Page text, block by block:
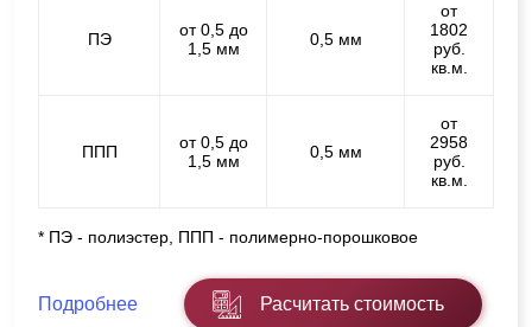
ПЭ
от 0,5 до
1,5 мм
0,5 мм
от
1802
руб.
кв.м.
ППП
от 0,5 до
1,5 мм
0,5 мм
от
2958
руб.
кв.м.
* ПЭ - полиэстер, ППП - полимерно-порошковое
Подробнее Расчитать стоимость